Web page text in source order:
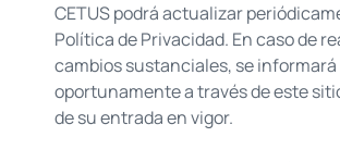
CETUS podrá actualizar
Política de Privacidad. En caso de
cambios sustanciales, se informará
oportunamente a través de este
de su entrada en vigor.